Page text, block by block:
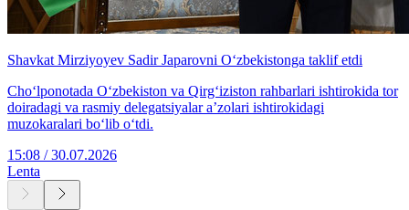
Shavkat Mirziyoyev Sadir Japarovni O‘zbekistonga taklif etdi
Cho‘lponotada O‘zbekiston va Qirg‘iziston rahbarlari ishtirokida tor
doiradagi va rasmiy delegatsiyalar aʼzolari ishtirokidagi
muzokaralari boʻlib oʻtdi.
15:08 / 30.07.2026
Lenta